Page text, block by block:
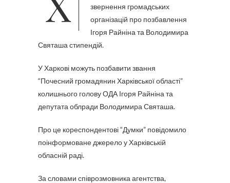
звернення громадських
організацій про позбавлення
Ігоря Райніна та Володимира
Святаша стипендій.
У Харкові можуть позбавити звання
“Почесний громадянин Харківської області”
колишнього голову ОДА Ігоря Райніна та
депутата облради Володимира Святаша.
Про це кореспондентові “Думки” повідомило
поінформоване джерело у Харківській
обласній раді.
За словами співрозмовника агентства,